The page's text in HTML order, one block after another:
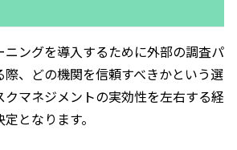
ングを導入するために外部の調査パ
、どの機関を信頼すべきかという選
マネジメントの実効性を左右する経
となります。